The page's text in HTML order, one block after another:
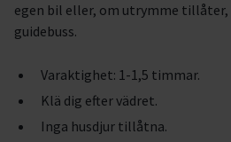
egen bil eller, om utrymme tillåter,
guidebuss.
Varaktighet: 1-1,5 timmar.
Klä dig efter vädret.
Inga husdjur tillåtna.